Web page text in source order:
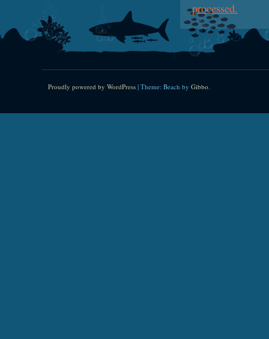
processed.
Proudly powered by WordPress | Theme: Beach by Gibbo.